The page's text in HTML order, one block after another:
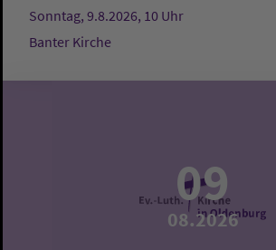
Sonntag, 9.8.2026, 10 Uhr
Banter Kirche
09
08.2026